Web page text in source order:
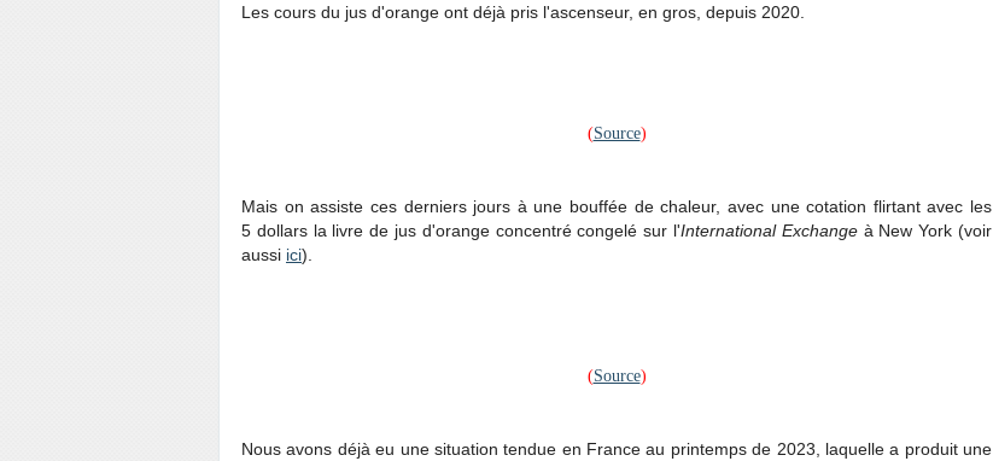
Les cours du jus d'orange ont déjà pris l'ascenseur, en gros, depuis 2020.
(Source)
Mais on assiste ces derniers jours à une bouffée de chaleur, avec une cotation flirtant avec les
5 dollars la livre de jus d'orange concentré congelé sur l'International Exchangeà New York (voir
aussi ici).
(Source)
Nous avons déjà eu une situation tendue en France au printemps de 2023, laquelle a produit une